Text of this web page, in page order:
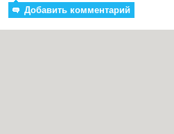
Добавить комментарий